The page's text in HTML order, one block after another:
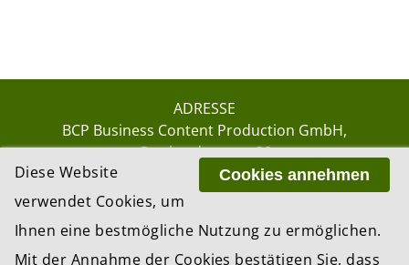
ADRESSE
BCP Business Content Production GmbH
Gotthardstrasse 38
8002 ZürichCookies annehmen
Diese Website
verwendet Cookies, um
Ihnen eine bestmögliche Nutzung zu ermöglichen.
Mit der Annahme der Cookies bestätigen Sie, dass